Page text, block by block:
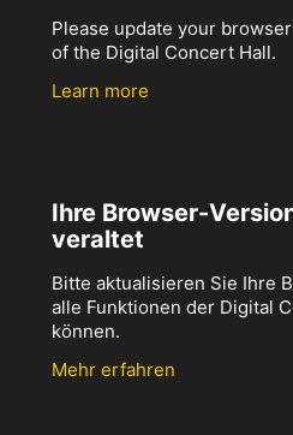
Please update your
of the Digital Concert Hall.
Learn more
Ihre Browser-
veraltet
Bitte aktualisieren Sie Ihre
alle Funktionen der Digital
können.
Mehr erfahren